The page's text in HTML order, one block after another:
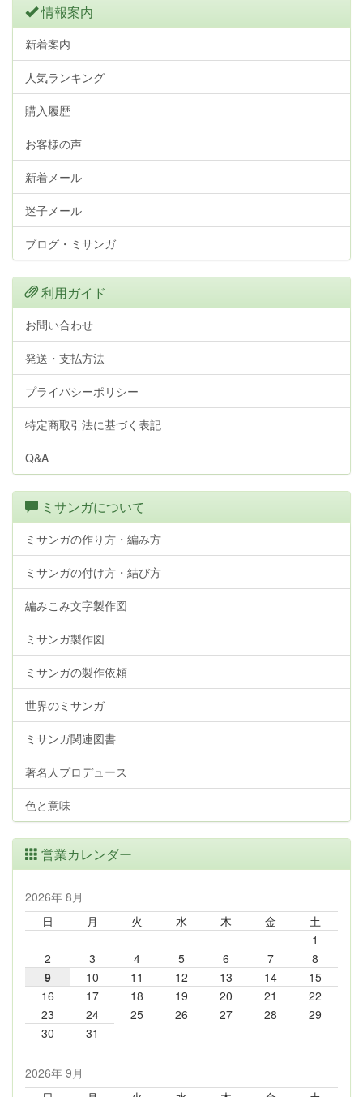
情報案内
新着案内
人気ランキング
購入履歴
お客様の声
新着メール
迷子メール
ブログ・ミサンガ
利用ガイド
お問い合わせ
発送・支払方法
プライバシーポリシー
特定商取引法に基づく表記
Q&A
ミサンガについて
ミサンガの作り方・編み方
ミサンガの付け方・結び方
編みこみ文字製作図
ミサンガ製作図
ミサンガの製作依頼
世界のミサンガ
ミサンガ関連図書
著名人プロデュース
色と意味
営業カレンダー
2026年 8月
日
月 火 水 木 金
土
1
2
3 4 5 6 7
8
9
10 11 12 13 14
15
16
17 18 19 20 21
22
23
24 25 26 27 28
29
30
31
2026年 9月